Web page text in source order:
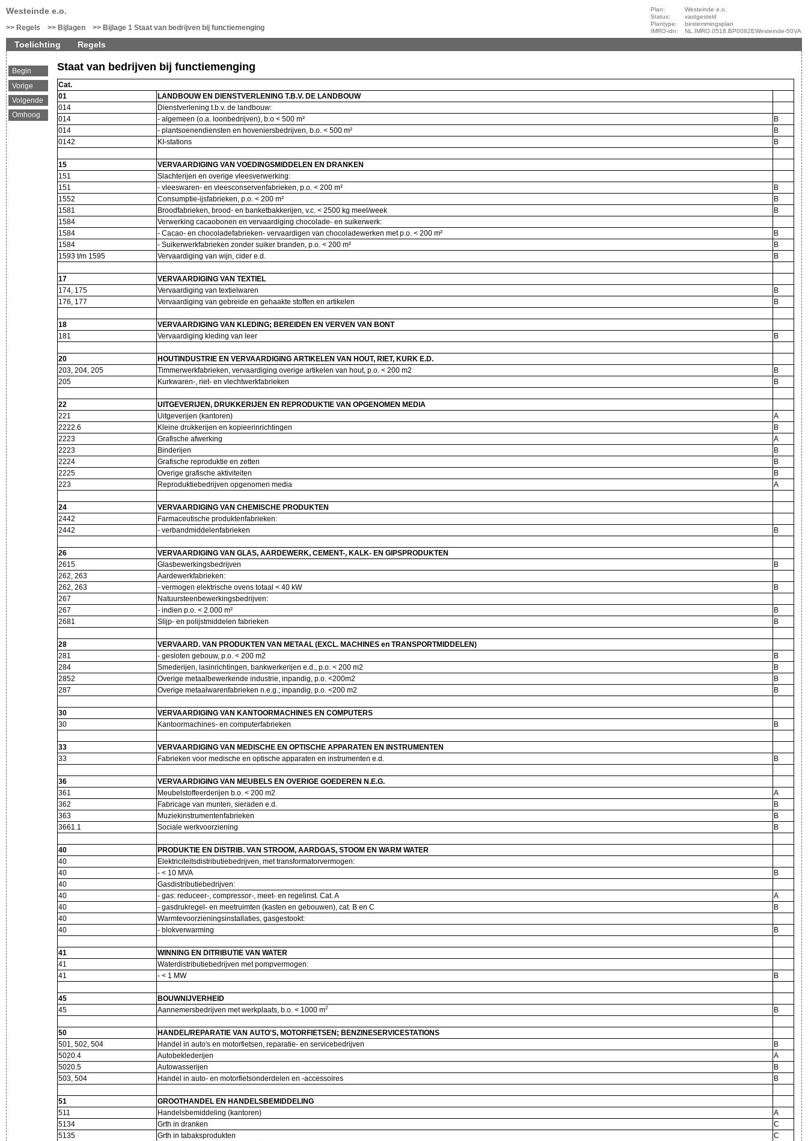
Westeinde e.o.
Regels Bijlagen Bijlage 1 Staat van bedrijven bij functiemenging
Plan:
Westeinde e.o.
Status:
vastgesteld
Plantype:
bestemmingsplan
IMRO-idn:
NL.IMRO.0518.BP0082EWesteinde-50VA
Toelichting Regels
Begin
Vorige
Volgende
Omhoog
Staat van bedrijven bij functiemenging
Cat.
01
LANDBOUW EN DIENSTVERLENING T.B.V. DE LANDBOUW
014
Dienstverlening t.b.v. de landbouw:
014
- algemeen (o.a. loonbedrijven), b.o < 500 m²
B
014
- plantsoenendiensten en hoveniersbedrijven, b.o. < 500 m²
B
0142
KI-stations B
15
VERVAARDIGING VAN VOEDINGSMIDDELEN EN DRANKEN
151
Slachterijen en overige vleesverwerking:
151
- vleeswaren- en vleesconservenfabrieken, p.o. < 200 m²
B
1552
Consumptie-ijsfabrieken, p.o. < 200 m²
B
1581
Broodfabrieken, brood- en banketbakkerijen, v.c. < 2500 kg meel/week
B
1584
Verwerking cacaobonen en vervaardiging chocolade- en suikerwerk:
1584
- Cacao- en chocoladefabrieken- vervaardigen van chocoladewerken met p.o. < 200 m²
B
1584
- Suikerwerkfabrieken zonder suiker branden, p.o. < 200 m²
B
1593 t/m 1595
Vervaardiging van wijn, cider e.d. B
17
VERVAARDIGING VAN TEXTIEL
174, 175
Vervaardiging van textielwaren
B
176, 177
Vervaardiging van gebreide en gehaakte stoffen en artikelen B
18
VERVAARDIGING VAN KLEDING; BEREIDEN EN VERVEN VAN BONT
181
Vervaardiging kleding van leer B
20
HOUTINDUSTRIE EN VERVAARDIGING ARTIKELEN VAN HOUT, RIET, KURK E.D.
203, 204, 205
Timmerwerkfabrieken, vervaardiging overige artikelen van hout, p.o. < 200 m2
B
205
Kurkwaren-, riet- en vlechtwerkfabrieken B
22
UITGEVERIJEN, DRUKKERIJEN EN REPRODUKTIE VAN OPGENOMEN MEDIA
221
Uitgeverijen (kantoren)
A
2222.6
Kleine drukkerijen en kopieerinrichtingen
B
2223
Grafische afwerking
A
2223
Binderijen
B
2224
Grafische reproduktie en zetten
B
2225
Overige grafische aktiviteiten
B
223
Reproduktiebedrijven opgenomen media A
24
VERVAARDIGING VAN CHEMISCHE PRODUKTEN
2442
Farmaceutische produktenfabrieken:
2442
- verbandmiddelenfabrieken B
26
VERVAARDIGING VAN GLAS, AARDEWERK, CEMENT-, KALK- EN GIPSPRODUKTEN
2615
Glasbewerkingsbedrijven
B
262, 263
Aardewerkfabrieken:
262, 263
- vermogen elektrische ovens totaal < 40 kW
B
267
Natuursteenbewerkingsbedrijven:
267
- indien p.o. < 2.000 m²
B
2681
Slijp- en polijstmiddelen fabrieken B
28
VERVAARD. VAN PRODUKTEN VAN METAAL (EXCL. MACHINES en TRANSPORTMIDDELEN)
281
- gesloten gebouw, p.o. < 200 m2
B
284
Smederijen, lasinrichtingen, bankwerkerijen e.d., p.o. < 200 m2
B
2852
Overige metaalbewerkende industrie, inpandig, p.o. <200m2
B
287
Overige metaalwarenfabrieken n.e.g.; inpandig, p.o. <200 m2 B
30
VERVAARDIGING VAN KANTOORMACHINES EN COMPUTERS
30
Kantoormachines- en computerfabrieken B
33
VERVAARDIGING VAN MEDISCHE EN OPTISCHE APPARATEN EN INSTRUMENTEN
33
Fabrieken voor medische en optische apparaten en instrumenten e.d. B
36
VERVAARDIGING VAN MEUBELS EN OVERIGE GOEDEREN N.E.G.
361
Meubelstoffeerderijen b.o. < 200 m2
A
362
Fabricage van munten, sieraden e.d.
B
363
Muziekinstrumentenfabrieken
B
3661.1
Sociale werkvoorziening B
40
PRODUKTIE EN DISTRIB. VAN STROOM, AARDGAS, STOOM EN WARM WATER
40
Elektriciteitsdistributiebedrijven, met transformatorvermogen:
40
- < 10 MVA
B
40
Gasdistributiebedrijven:
40
- gas: reduceer-, compressor-, meet- en regelinst. Cat. A
A
40
- gasdrukregel- en meetruimten (kasten en gebouwen), cat. B en C
B
40
Warmtevoorzieningsinstallaties, gasgestookt:
40
- blokverwarming B
41
WINNING EN DITRIBUTIE VAN WATER
41
Waterdistributiebedrijven met pompvermogen:
41
- < 1 MW B
45
BOUWNIJVERHEID
45
Aannemersbedrijven met werkplaats, b.o. < 1000 m2 B
50
HANDEL/REPARATIE VAN AUTO'S, MOTORFIETSEN; BENZINESERVICESTATIONS
501, 502, 504
Handel in auto's en motorfietsen, reparatie- en servicebedrijven
B
5020.4
Autobeklederijen
A
5020.5
Autowasserijen
B
503, 504
Handel in auto- en motorfietsonderdelen en -accessoires B
51
GROOTHANDEL EN HANDELSBEMIDDELING
511
Handelsbemiddeling (kantoren)
A
5134
Grth in dranken
C
5135
Grth in tabaksprodukten
C